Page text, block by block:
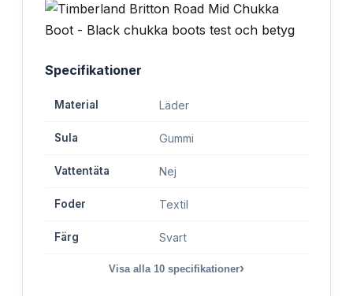
Specifikationer
Material Läder
Sula Gummi
Vattentäta Nej
Foder Textil
Färg Svart
Visa alla 10 specifikationer›